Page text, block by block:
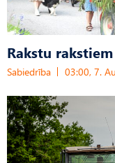
Rakstu
Sabiedrība 03:00, 7.